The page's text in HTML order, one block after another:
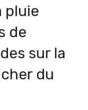
pluie
de
sur la
du